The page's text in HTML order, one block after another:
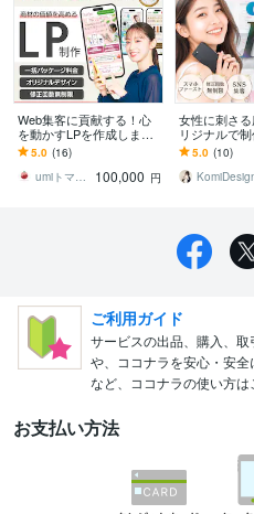
Web集客に貢献する！心
を動かすLPを作成します
初めてでも大丈夫！｜原
稿&構成サポート｜修正回
数無制限
5.0 (16)
umiトマトデザイン
100,000 円
女性に刺さ
リジナルで制
す 【3名様限
告用バナー1
♪
5.0 (10)
ご利用ガイド
サービスの出品、購入、
や、ココナラを安心・安
など、ココナラの使い方は
お支払い方法